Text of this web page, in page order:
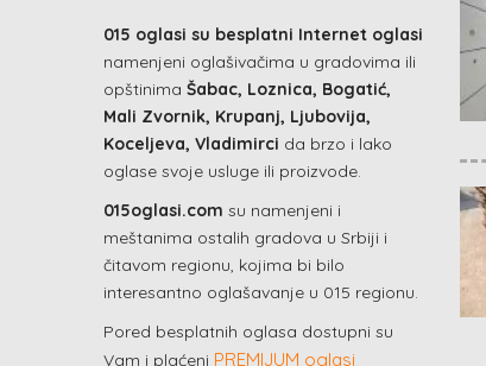
015 oglasi su besplatni Internet oglasi
namenjeni oglašivačima u gradovima ili
opštinima Šabac, Loznica, Bogatić,
Mali Zvornik, Krupanj, Ljubovija,
Koceljeva, Vladimirci da brzo i lako
oglase svoje usluge ili proizvode.
015oglasi.com su namenjeni i
meštanima ostalih gradova u Srbiji i
čitavom regionu, kojima bi bilo
interesantno oglašavanje u 015 regionu.
Pored besplatnih oglasa dostupni su
Vam i plaćeni PREMIJUM oglasi